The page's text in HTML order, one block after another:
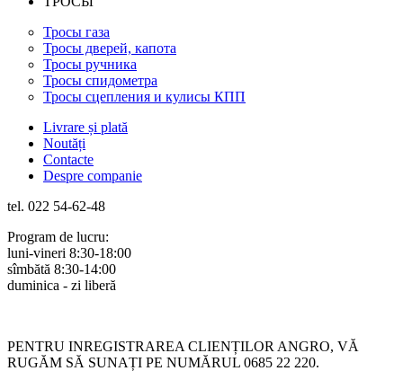
Тросы газа
Тросы дверей, капота
Тросы ручника
Тросы спидометра
Тросы сцепления и кулисы КПП
Livrare și plată
Noutăți
Contacte
Despre companie
tel. 022 54-62-48
Program de lucru:
luni-vineri 8:30-18:00
sîmbătă 8:30-14:00
duminica - zi liberă
PENTRU INREGISTRAREA CLIENȚILOR ANGRO, VĂ
RUGĂM SĂ SUNAȚI PE NUMĂRUL 0685 22 220.